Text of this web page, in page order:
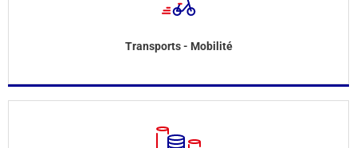
Transports - Mobilité